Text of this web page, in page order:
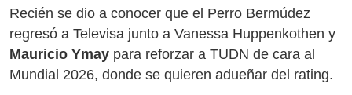
Recién se dio a conocer que el Perro Bermúdez
regresó a Televisa junto a Vanessa Huppenkothen y
Mauricio Ymay para reforzar a TUDN de cara al
Mundial 2026, donde se quieren adueñar del rating.